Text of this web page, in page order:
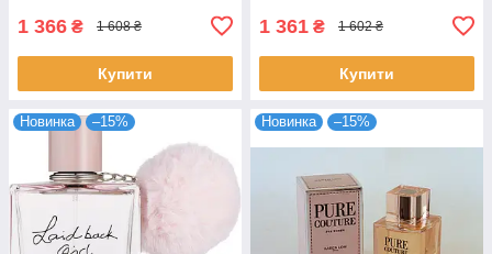
1 366 ₴ 1 608 ₴
Купити
1 361 ₴ 1 602 ₴
Купити
Новинка –15% Новинка –15%